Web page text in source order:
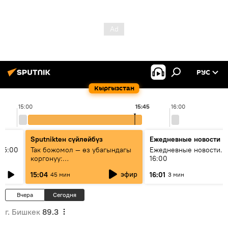
Кыргызстан
РУС
15:00 16:00
15:45
Sputnikteн сүйлөйбүз
Так божомол — өз убагындагы
коргонуу:
гидрометеорологиялык кызмат
кантип өркүндөтүлүүдө
15:04 45 мин эфир
Ежедневные новости
Ежедневные новости.
16:00
16:01 3 мин
Вчера Сегодня
г. Бишкек 89.3